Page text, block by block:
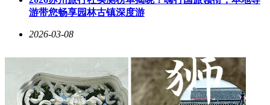
现了超大容量。充电方面支持100W有线闪充，并引入全场景
热并保护电池寿命。爆料称该机还可能支持50W无线充电功
影像系统上，一加15T延续了上一代的双摄设计。后置主摄采
用5000万像素索尼LYT-700传感器，配备OIS光学防抖和f/1.7
大光圈，进光量充足。另一颗5000万像素潜望长焦镜头支持
游带您畅享园林古镇深度游
2026-03-08